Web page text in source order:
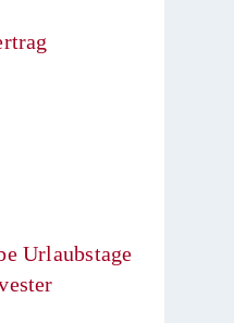
Urlaubstage